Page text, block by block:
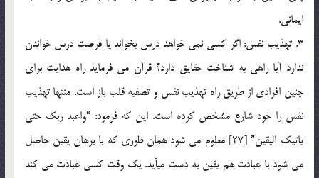
ایمانی.
3. تهذیب نفس: اگر کسی نمی خواهد درس بخواند یا فرصت درس خواندن
ندارد آیا راهی به شناخت حقایق دارد؟ قرآن می فرماید راه هدایت برای
چنین افرادی از طریق راه تهذیب نفس و تصفیه قلب باز است. منتها تهذیب
نفس را خود شارع مشخص کرده است. این که فرمود: “واعبد ربک حتی
یاتیک الیقین” [27] معلوم می شود همان طوری که با برهان یقین حاصل
می شود با عبادت هم یقین به دست می‏آید. یک وقت کسی عبادت می کند